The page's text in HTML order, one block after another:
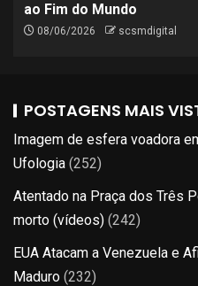
ao Fim do Mundo
08/06/2026 scsmdigital
POSTAGENS MAIS
Imagem de esfera voadora
Ufologia (252)
Atentado na Praça dos Três
morto (vídeos) (242)
EUA Atacam a Venezuela e
Maduro (232)